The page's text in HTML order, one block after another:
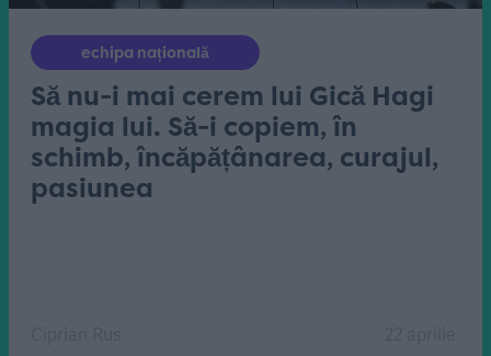
echipa națională
Să nu-i mai cerem lui Gică Hagi
magia lui. Să-i copiem, în
schimb, încăpățânarea, curajul,
pasiunea